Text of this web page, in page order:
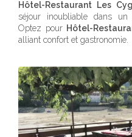
Hôtel-Restaurant Les
séjour inoubliable dans un
Optez pour Hôtel-
alliant confort et gastronomie.